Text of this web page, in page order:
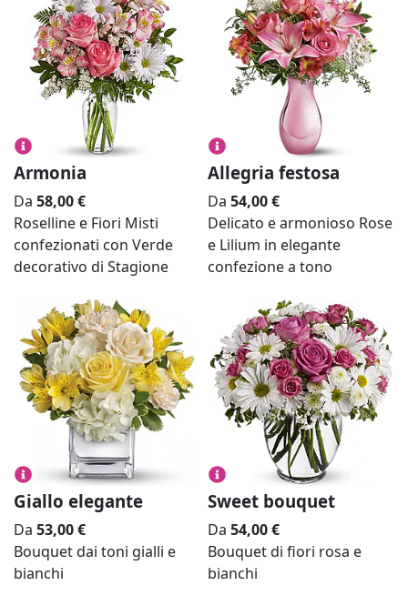
Armonia
Da 58,00€
Roselline e Fiori Misti
confezionati con Verde
decorativo di Stagione
Allegria festosa
Da 54,00€
Delicato e armonioso Rose
e Lilium in elegante
confezione a tono
Giallo elegante
Da 53,00€
Bouquet dai toni gialli e
bianchi
Sweet bouquet
Da 54,00€
Bouquet di fiori rosa e
bianchi